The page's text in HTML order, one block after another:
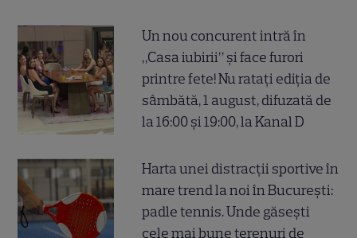
Un nou concurent intră în
„Casa iubirii” și face furori
printre fete! Nu ratați ediția de
sâmbătă, 1 august, difuzată de
la 16:00 și 19:00, la Kanal D
Harta unei distracții sportive în
mare trend la noi în București:
padle tennis. Unde găsești
cele mai bune terenuri de